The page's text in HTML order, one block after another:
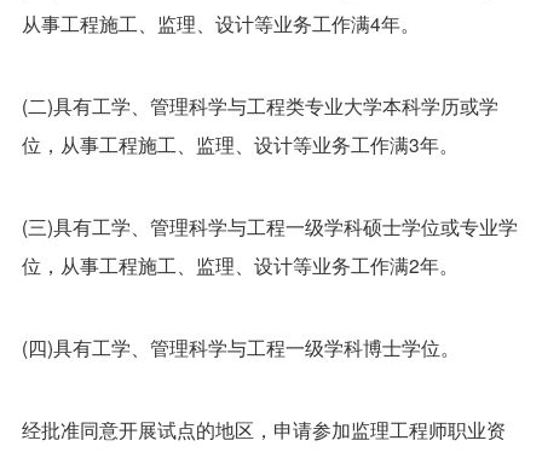
从事工程施工、监理、设计等业务工作满4年。
(二)具有工学、管理科学与工程类专业大学本科学历或学
位，从事工程施工、监理、设计等业务工作满3年。
(三)具有工学、管理科学与工程一级学科硕士学位或专业学
位，从事工程施工、监理、设计等业务工作满2年。
(四)具有工学、管理科学与工程一级学科博士学位。
经批准同意开展试点的地区，申请参加监理工程师职业资